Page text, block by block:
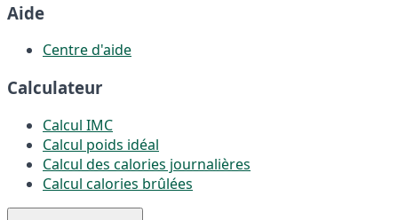
Aide
Centre d'aide
Calculateur
Calcul IMC
Calcul poids idéal
Calcul des calories journalières
Calcul calories brûlées